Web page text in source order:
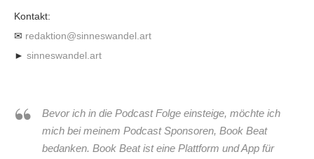
Kontakt:
✉ redaktion@sinneswandel.art
► sinneswandel.art
Bevor ich in die Podcast Folge einsteige, möchte ich
mich bei meinem Podcast Sponsoren, Book Beat
bedanken. Book Beat ist eine Plattform und App für